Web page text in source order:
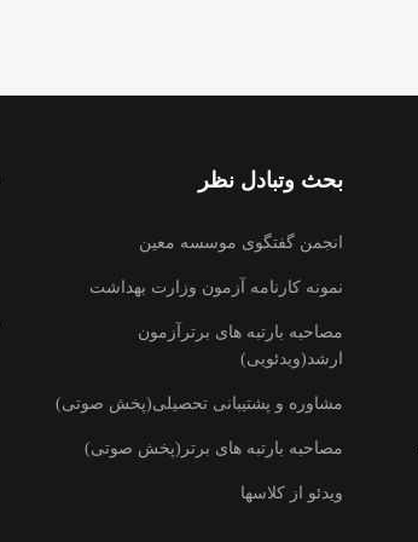
بحث وتبادل نظر
انجمن گفتگوی موسسه معین
نمونه کارنامه آزمون وزارت بهداشت
مصاحبه بارتبه های برترآزمون
ارشد(ویدئویی)
مشاوره و پشتیبانی تحصیلی(پخش صوتی)
مصاحبه بارتبه های برتر(پخش صوتی)
ویدئو از کلاسها